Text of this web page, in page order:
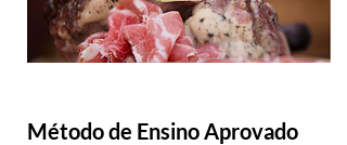
Método de Ensino Aprovado